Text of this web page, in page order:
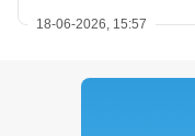
18-06-2026, 15:57